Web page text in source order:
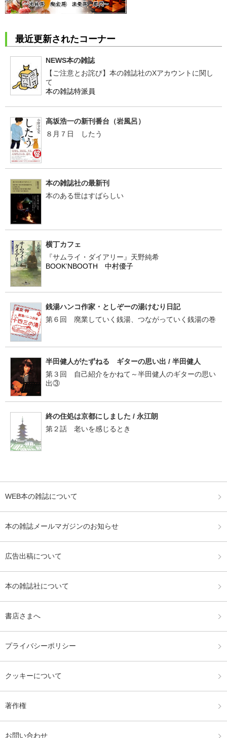
最近更新されたコーナー
NEWS本の雑誌
【ご注意とお詫び】本の雑誌社のXアカウントに関し
て
本の雑誌特派員
高坂浩一の新刊番台（岩風呂）
８月７日 したう
本の雑誌社の最新刊
本のある世はすばらしい
横丁カフェ
『サムライ・ダイアリー』天野純希
BOOK’NBOOTH 中村優子
銭湯ハンコ作家・としぞーの湯けむり日記
第６回 廃業していく銭湯、つながっていく銭湯の巻
半田健人がたずねる ギターの思い出 / 半田健人
第３回 自己紹介をかねて～半田健人のギターの思い
出③
終の住処は京都にしました / 永江朗
第２話 老いを感じるとき
WEB本の雑誌について
本の雑誌メールマガジンのお知らせ
広告出稿について
本の雑誌社について
書店さまへ
プライバシーポリシー
クッキーについて
著作権
お問い合わせ